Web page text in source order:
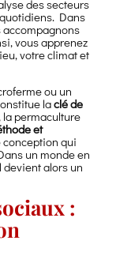
des secteurs
Dans
accompagnons
vous apprenez
votre climat et
ou un
laclé de
la permaculture
et
conception qui
un monde en
alors un
: